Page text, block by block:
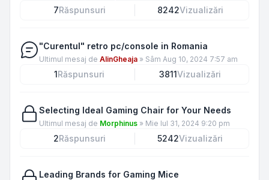
7Răspunsuri 8242Vizualizări
"Curentul" retro pc/console in Romania
Ultimul mesaj de AlinGheaja » Sâm Aug 10, 2024 7:57 am
1Răspunsuri 3811Vizualizări
Selecting Ideal Gaming Chair for Your Needs
Ultimul mesaj de Morphinus » Mie Iul 31, 2024 9:20 pm
2Răspunsuri 5242Vizualizări
Leading Brands for Gaming Mice